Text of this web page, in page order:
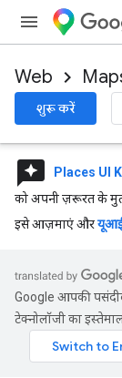
Web
शुरू करें
reviews Places UI
को अपनी ज़रूरत के
इसे आज़माएं औरयूआई
Google आपकी
टेक्नोलॉजी का